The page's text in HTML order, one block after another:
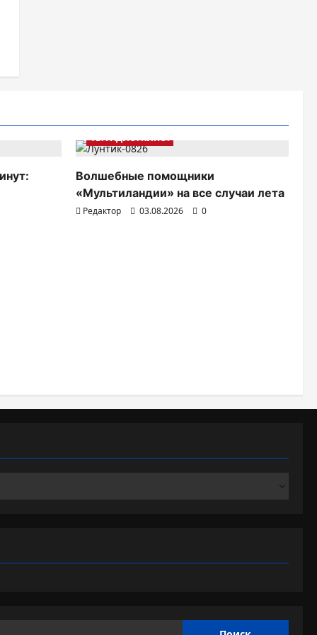
ТВ. РАДИО. КИНО.
Волшебные помощники
«Мультиландии» на все случаи лета
Редактор 03.08.2026 0